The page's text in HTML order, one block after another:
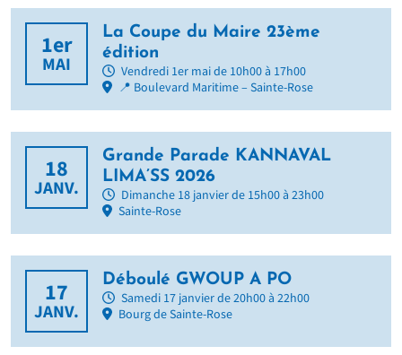
1er
MAI
La Coupe du Maire 23ème
édition
Vendredi 1er mai de 10h00 à 17h00
📍 Boulevard Maritime – Sainte-Rose
18
JANV.
Grande Parade KANNAVAL
LIMA’SS 2026
Dimanche 18 janvier de 15h00 à 23h00
Sainte-Rose
17
JANV.
Déboulé GWOUP A PO
Samedi 17 janvier de 20h00 à 22h00
Bourg de Sainte-Rose